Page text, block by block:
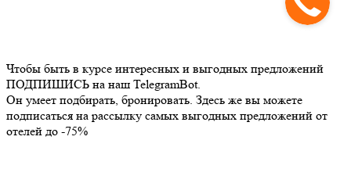
Чтобы быть в курсе интересных и выгодных предложений
ПОДПИШИСЬ на наш TelegramBot.
Он умеет подбирать, бронировать. Здесь же вы можете
подписаться на рассылку самых выгодных предложений от
отелей до -75%